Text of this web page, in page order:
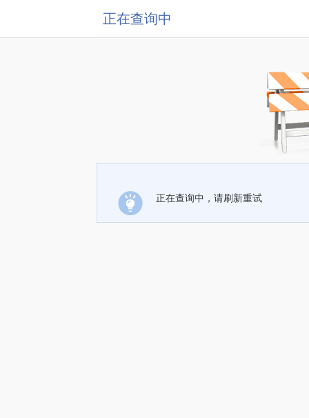
正在查询中
正在查询中，请刷新重试